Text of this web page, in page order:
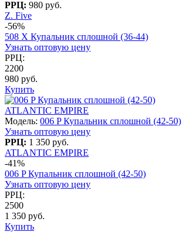
РРЦ: 980 руб.
Z. Five
-56%
508 X Купальник сплошной (36-44)
Узнать оптовую цену
РРЦ:
2200
980 руб.
Купить
ATLANTIC EMPIRE
Модель: 006 P Купальник сплошной (42-50)
Узнать оптовую цену
РРЦ: 1 350 руб.
ATLANTIC EMPIRE
-41%
006 P Купальник сплошной (42-50)
Узнать оптовую цену
РРЦ:
2500
1 350 руб.
Купить